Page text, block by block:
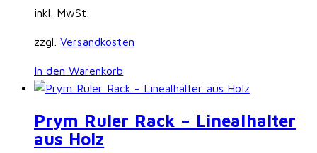
inkl. MwSt.
zzgl. Versandkosten
In den Warenkorb
Prym Ruler Rack – Linealhalter
aus Holz